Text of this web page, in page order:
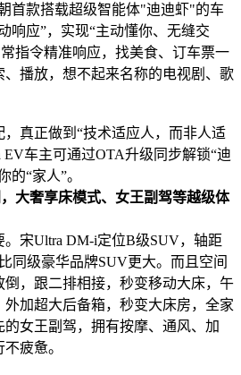
首款搭载超级智能体"迪迪虾"的车
响应”，实现“主动懂你、无缝交
指令精准响应，找美食、订车票一
播放，想不起来名称的电视剧、歌
真正做到“技术适应人，而非人适
EV车主可通过OTA升级同步解锁“迪
的“家人”。
大奢享床模式、女王副驾等越级体
宋Ultra DM-i定位B级SUV，轴距
同级豪华品牌SUV更大。而且空间
，跟二排相接，秒变移动大床，午
加超大后备箱，秒变大床房，全家
女王副驾，拥有按摩、通风、加
疲惫。